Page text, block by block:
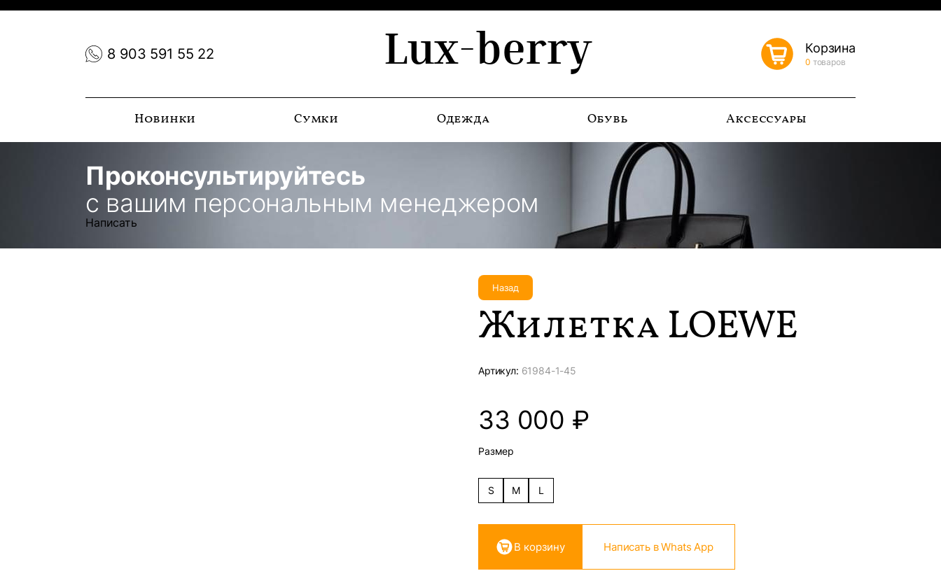
8 903 591 55 22 Lux-berry Корзина
0 товаров
Новинки Сумки Одежда Обувь Аксессуары
Проконсультируйтесь
с вашим персональным менеджером
Написать
Назад
Жилетка LOEWE
Артикул: 61984-1-45
33 000 ₽
Размер
S M L
В корзину Написать в Whats App